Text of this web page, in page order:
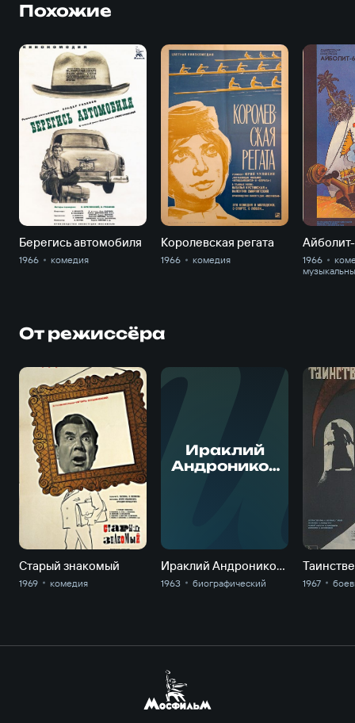
Похожие
Берегись автомобиля
1966 комедия
Королевская регата
1966 комедия 1966
От режиссёра
Старый знакомый
1969 комедия И
Ираклий
Андроников
Ираклий Андроников рассказывает
1963 биографический 1967